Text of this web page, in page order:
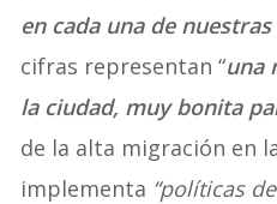
en cada una de
cifras representan “una
la ciudad, muy bonita
de la alta migración en
implementa “políticas